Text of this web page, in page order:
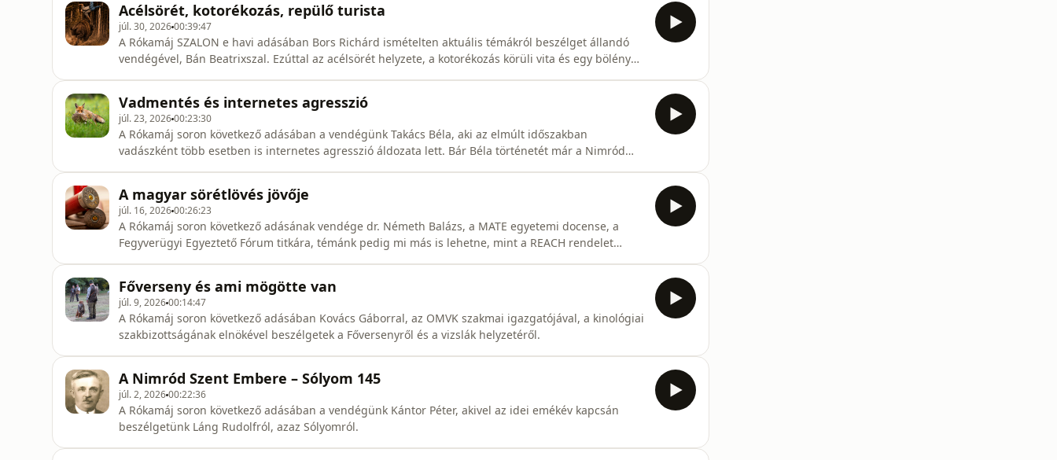
Acélsörét, kotorékozás, repülő turista
júl. 30, 202600:39:47
A Rókamáj SZALON e havi adásában Bors Richárd ismételten aktuális témákról beszélget állandó
vendégével, Bán Beatrixszal. Ezúttal az acélsörét helyzete, a kotorékozás körüli vita és egy bölény
Vadmentés és internetes agresszió
júl. 23, 202600:23:30
A Rókamáj soron következő adásában a vendégünk Takács Béla, aki az elmúlt időszakban
vadászként több esetben is internetes agresszió áldozata lett. Bár Béla történetét már a Nimród
A magyar sörétlövés jövője
júl. 16, 202600:26:23
A Rókamáj soron következő adásának vendége dr. Németh Balázs, a MATE egyetemi docense, a
Fegyverügyi Egyeztető Fórum titkára, témánk pedig mi más is lehetne, mint a REACH rendelet
Főverseny és ami mögötte van
júl. 9, 202600:14:47
A Rókamáj soron következő adásában Kovács Gáborral, az OMVK szakmai igazgatójával, a kinológiai
szakbizottságának elnökével beszélgetek a Főversenyről és a vizslák helyzetéről.
A Nimród Szent Embere – Sólyom 145
júl. 2, 202600:22:36
A Rókamáj soron következő adásában a vendégünk Kántor Péter, akivel az idei emékév kapcsán
beszélgetünk Láng Rudolfról, azaz Sólyomról.